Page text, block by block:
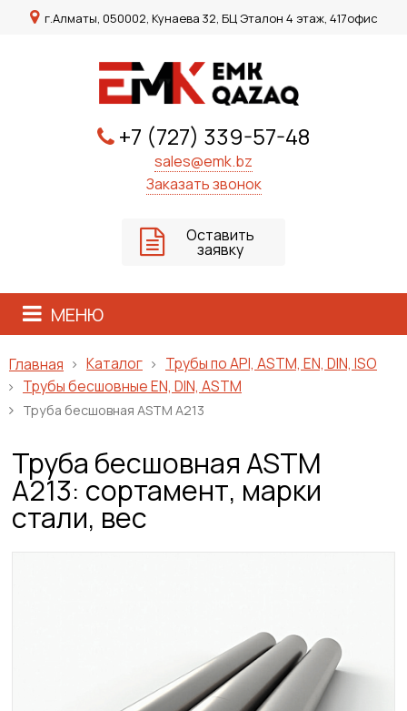
г.Алматы, 050002, Кунаева 32, БЦ Эталон 4 этаж, 417офис
+7 (727) 339-57-48
sales@emk.bz
Заказать звонок
Оставить
заявку
МЕНЮ
Главная Каталог
Трубы по API, ASTM, EN, DIN, ISO
Трубы бесшовные EN, DIN, ASTM
Труба бесшовная ASTM A213
Труба бесшовная ASTM
A213: сортамент, марки
стали, вес